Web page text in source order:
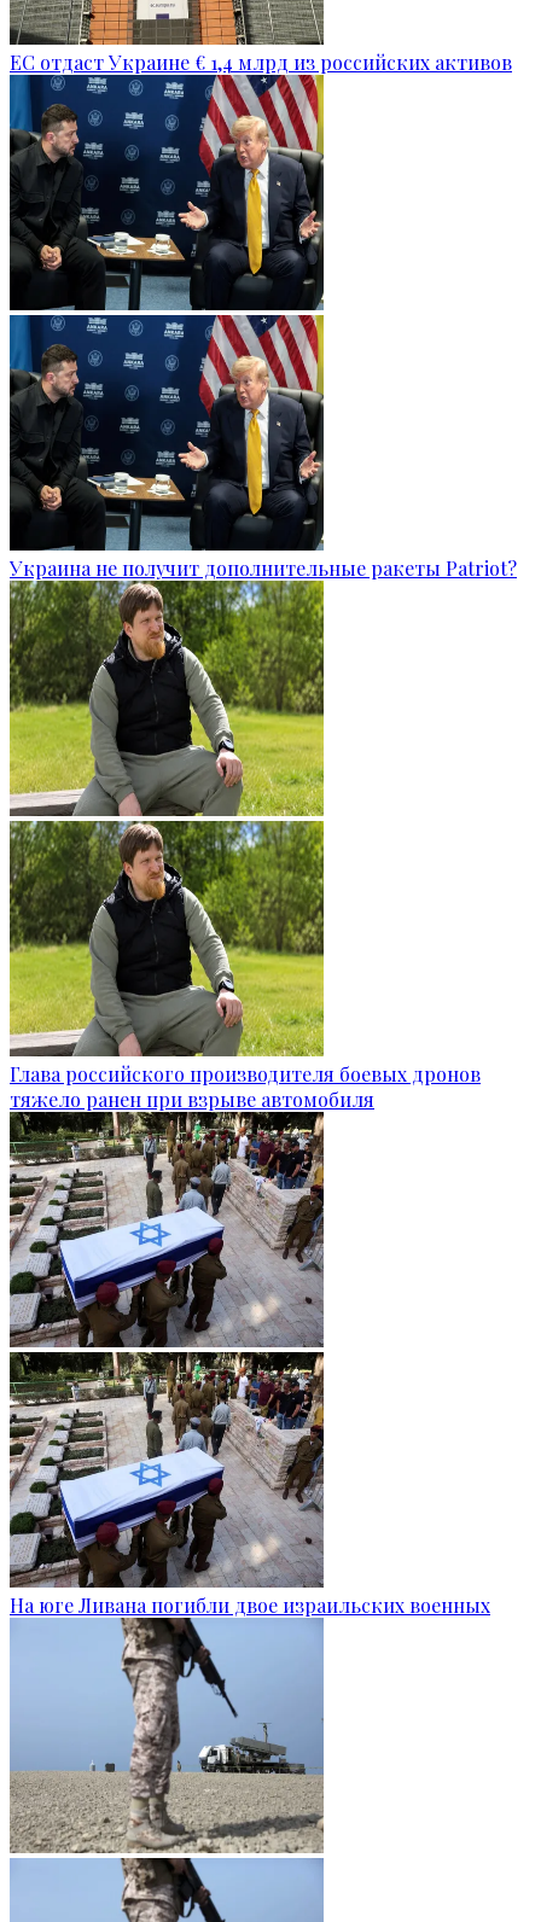
ЕС отдаст Украине € 1,4 млрд из российских активов
Украина не получит дополнительные ракеты Patriot?
Глава российского производителя боевых дронов
тяжело ранен при взрыве автомобиля
На юге Ливана погибли двое израильских военных